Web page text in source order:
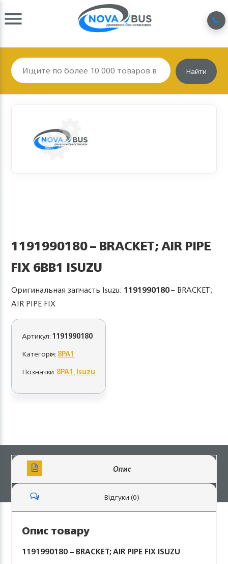
Найти
1191990180 – BRACKET; AIR PIPE
FIX 6BB1 ISUZU
Оригинальная запчасть Isuzu: 1191990180– BRACKET;
AIR PIPE FIX
Артикул:1191990180
Категорія:8PA1
Позначки:8PA1,Isuzu
Опис
Відгуки (0)
Опис товару
1191990180 – BRACKET; AIR PIPE FIX ISUZU